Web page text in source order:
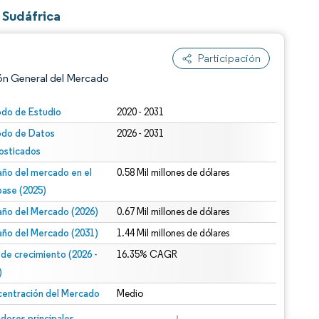
Participación
General del Mercado
de Estudio 2020 - 2031
de Datos
2026 - 2031
del mercado en el
(2025)
0.58 Mil millones de dólares
del Mercado (2026) 0.67 Mil millones de dólares
del Mercado (2031) 1.44 Mil millones de dólares
de crecimiento (2026 -
16.35% CAGR
del Mercado Medio
© Mordor Intelligence. El uso requiere atribución según CC BY 4.0.
CC BY 4.0.